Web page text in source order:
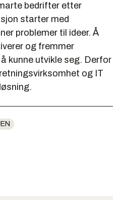
bedrifter etter
starter med
problemer til ideer. Å
og fremmer
kunne utvikle seg. Derfor
og IT